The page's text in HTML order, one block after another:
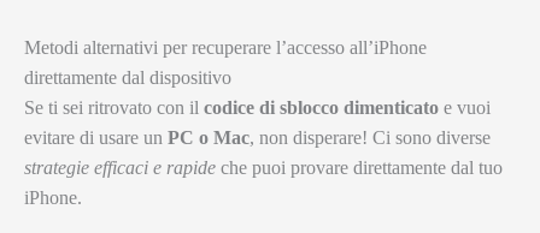
Metodi alternativi per recuperare l’accesso all’iPhone
direttamente dal dispositivo
Se ti sei ritrovato con il codice di sblocco dimenticato e vuoi
evitare di usare un PC o Mac, non disperare! Ci sono diverse
strategie efficaci e rapide che puoi provare direttamente dal tuo
iPhone.